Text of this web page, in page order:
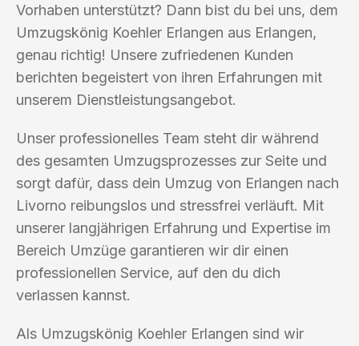
Vorhaben unterstützt? Dann bist du bei uns, dem
Umzugskönig Koehler Erlangen aus Erlangen,
genau richtig! Unsere zufriedenen Kunden
berichten begeistert von ihren Erfahrungen mit
unserem Dienstleistungsangebot.
Unser professionelles Team steht dir während
des gesamten Umzugsprozesses zur Seite und
sorgt dafür, dass dein Umzug von Erlangen nach
Livorno reibungslos und stressfrei verläuft. Mit
unserer langjährigen Erfahrung und Expertise im
Bereich Umzüge garantieren wir dir einen
professionellen Service, auf den du dich
verlassen kannst.
Als Umzugskönig Koehler Erlangen sind wir